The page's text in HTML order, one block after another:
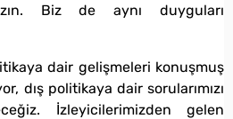
Biz de aynı duyguları
dair gelişmeleri konuşmuş
dış politikaya dair sorularımızı
İzleyicilerimizden gelen